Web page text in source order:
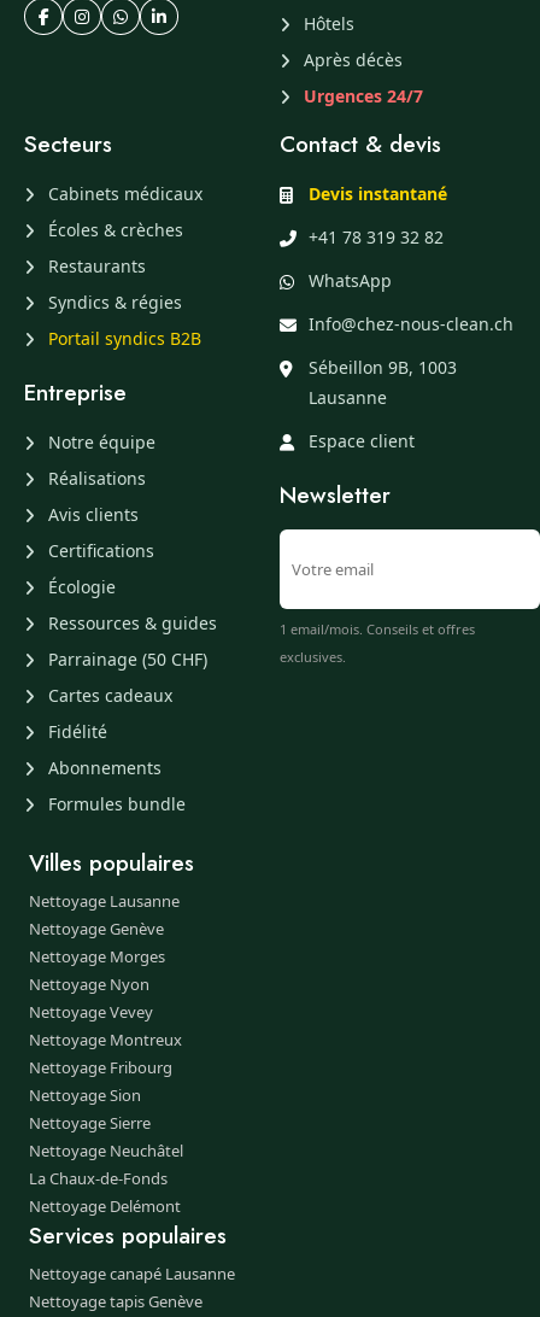
Hôtels
Après décès
Urgences 24/7
Secteurs
Cabinets médicaux
Écoles & crèches
Restaurants
Syndics & régies
Portail syndics B2B
Entreprise
Notre équipe
Réalisations
Avis clients
Certifications
Écologie
Ressources & guides
Parrainage (50 CHF)
Cartes cadeaux
Fidélité
Abonnements
Formules bundle
Contact & devis
Devis instantané
+41 78 319 32 82
WhatsApp
Info@chez-nous-clean.ch
Sébeillon 9B, 1003
Lausanne
Espace client
Newsletter
1 email/mois. Conseils et offres
exclusives.
Villes populaires
Nettoyage Lausanne
Nettoyage Genève
Nettoyage Morges
Nettoyage Nyon
Nettoyage Vevey
Nettoyage Montreux
Nettoyage Fribourg
Nettoyage Sion
Nettoyage Sierre
Nettoyage Neuchâtel
La Chaux-de-Fonds
Nettoyage Delémont
Services populaires
Nettoyage canapé Lausanne
Nettoyage tapis Genève